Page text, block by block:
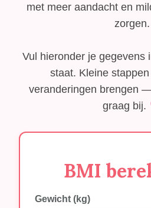
met meer aandacht en
zorgen.
Vul hieronder je gegevens
staat. Kleine
veranderingen brengen
graag bij.
BMI
Gewicht (kg)